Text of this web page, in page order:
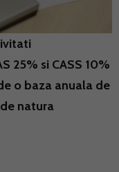
25% si CASS 10%
o baza anuala de
natura